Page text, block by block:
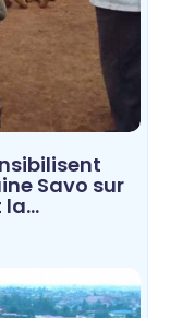
Savo sur
la…